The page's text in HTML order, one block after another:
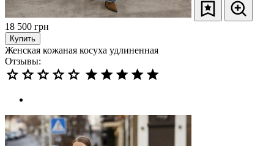
18 500 грн
Купить
Женская кожаная косуха удлиненная
Отзывы: